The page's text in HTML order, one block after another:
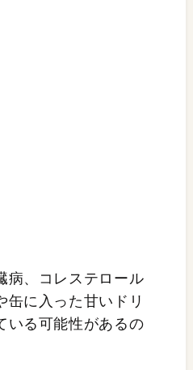
病、コレステロール
缶に入った甘いドリ
いる可能性があるの